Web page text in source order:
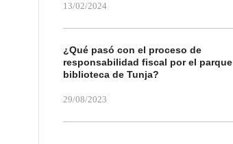
13/02/2024
¿Qué pasó con el proceso de
responsabilidad fiscal por el parque
biblioteca de Tunja?
29/08/2023